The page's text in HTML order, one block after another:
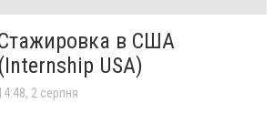
в США
(Internship USA)
2 серпня